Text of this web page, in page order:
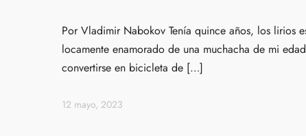
Por Vladimir Nabokov Tenía quince años, los lirios
locamente enamorado de una muchacha de mi
convertirse en bicicleta de […]
12 mayo, 2023